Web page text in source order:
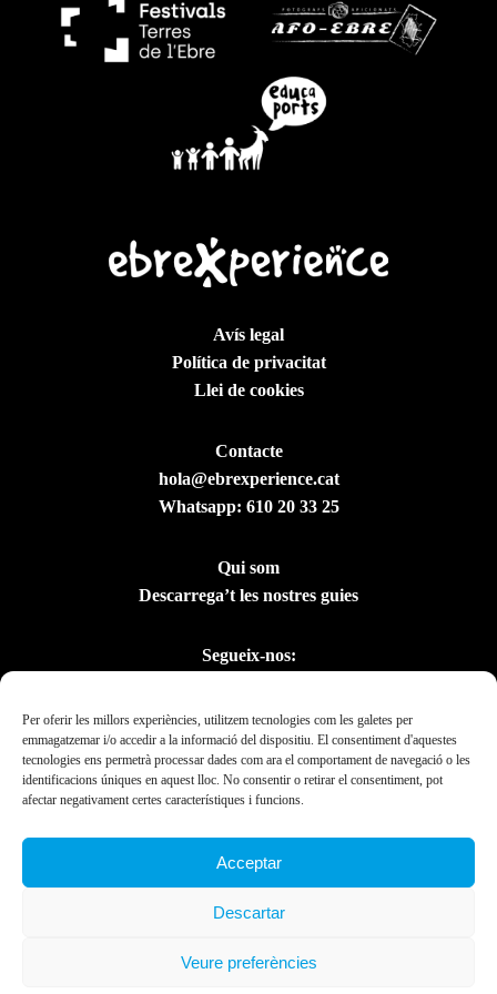
Per oferir les millors experiències, utilitzem tecnologies com les galetes per
emmagatzemar i/o accedir a la informació del dispositiu. El consentiment d'aquestes
tecnologies ens permetrà processar dades com ara el comportament de navegació o les
identificacions úniques en aquest lloc. No consentir o retirar el consentiment, pot
afectar negativament certes característiques i funcions.
Acceptar
Descartar
Veure preferències
Avís legal
Política de privacitat
Llei de cookies
Contacte
hola@ebrexperience.cat
Whatsapp: 610 20 33 25
Qui som
Descarrega’t les nostres guies
Segueix-nos:
Presidència